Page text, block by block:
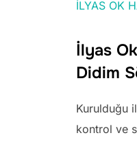
İLYAS OK
İlyas
Didim
Kurulduğu
kontrol ve